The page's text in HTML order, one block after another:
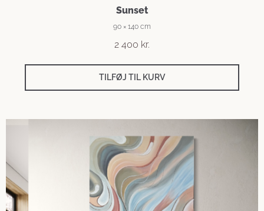
Sunset
90 × 140 cm
2 400 kr.
TILFØJ TIL KURV